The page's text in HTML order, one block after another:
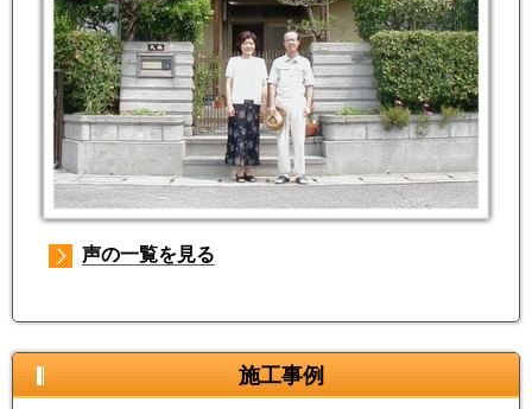
声の一覧を見る
施工事例